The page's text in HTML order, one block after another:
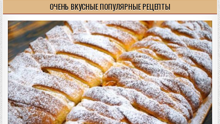
ОЧЕНЬ ВКУСНЫЕ ПОПУЛЯРНЫЕ РЕЦЕПТЫ